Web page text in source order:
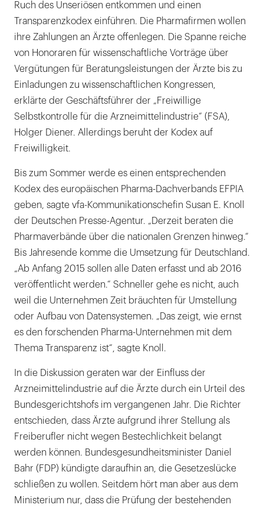
Ruch des Unseriösen entkommen und einen
Transparenzkodex einführen. Die Pharmafirmen wollen
ihre Zahlungen an Ärzte offenlegen. Die Spanne reiche
von Honoraren für wissenschaftliche Vorträge über
Vergütungen für Beratungsleistungen der Ärzte bis zu
Einladungen zu wissenschaftlichen Kongressen,
erklärte der Geschäftsführer der „Freiwillige
Selbstkontrolle für die Arzneimittelindustrie“ (FSA),
Holger Diener. Allerdings beruht der Kodex auf
Freiwilligkeit.
Bis zum Sommer werde es einen entsprechenden
Kodex des europäischen Pharma-Dachverbands EFPIA
geben, sagte vfa-Kommunikationschefin Susan E. Knoll
der Deutschen Presse-Agentur. „Derzeit beraten die
Pharmaverbände über die nationalen Grenzen hinweg.“
Bis Jahresende komme die Umsetzung für Deutschland.
„Ab Anfang 2015 sollen alle Daten erfasst und ab 2016
veröffentlicht werden.“ Schneller gehe es nicht, auch
weil die Unternehmen Zeit bräuchten für Umstellung
oder Aufbau von Datensystemen. „Das zeigt, wie ernst
es den forschenden Pharma-Unternehmen mit dem
Thema Transparenz ist“, sagte Knoll.
In die Diskussion geraten war der Einfluss der
Arzneimittelindustrie auf die Ärzte durch ein Urteil des
Bundesgerichtshofs im vergangenen Jahr. Die Richter
entschieden, dass Ärzte aufgrund ihrer Stellung als
Freiberufler nicht wegen Bestechlichkeit belangt
werden können. Bundesgesundheitsminister Daniel
Bahr (FDP) kündigte daraufhin an, die Gesetzeslücke
schließen zu wollen. Seitdem hört man aber aus dem
Ministerium nur, dass die Prüfung der bestehenden